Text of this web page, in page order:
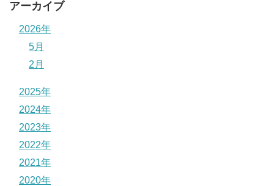
アーカイブ
2026年
5月
2月
2025年
2024年
2023年
2022年
2021年
2020年